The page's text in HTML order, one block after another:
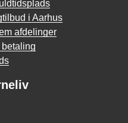
i Aarhus
afdelinger
betaling